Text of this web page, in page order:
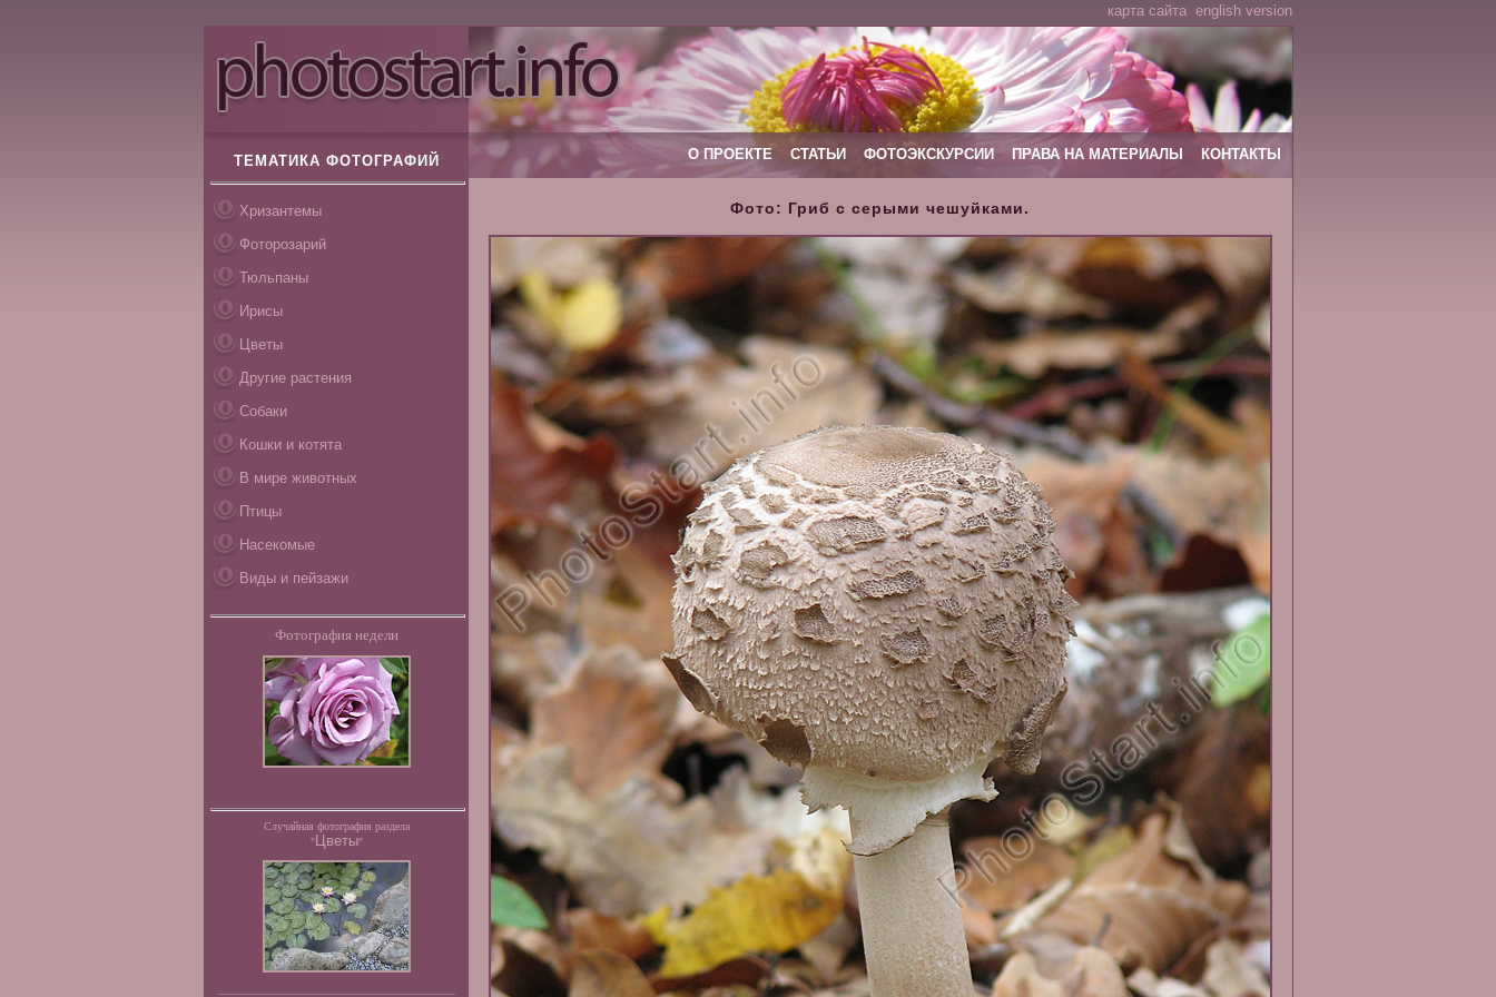
карта сайта english version
ТЕМАТИКА ФОТОГРАФИЙ
Хризантемы
Фоторозарий
Тюльпаны
Ирисы
Цветы
Другие растения
Собаки
Кошки и котята
В мире животных
Птицы
Насекомые
Виды и пейзажи
Фотография недели
Случайная фотография раздела
"Цветы"
О ПРОЕКТЕ СТАТЬИ ФОТОЭКСКУРСИИ ПРАВА НА МАТЕРИАЛЫ КОНТАКТЫ
Фото: Гриб с серыми чешуйками.